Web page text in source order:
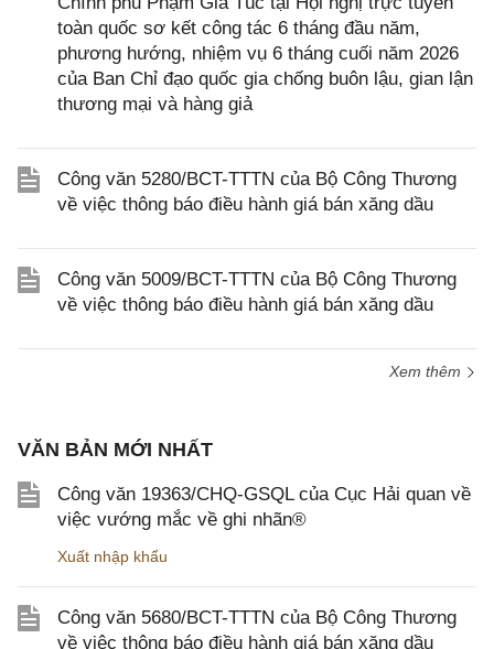
toàn quốc sơ kết công tác 6 tháng đầu năm,
phương hướng, nhiệm vụ 6 tháng cuối năm 2026
của Ban Chỉ đạo quốc gia chống buôn lậu, gian lận
thương mại và hàng giả
Công văn 5280/BCT-TTTN của Bộ Công Thương
về việc thông báo điều hành giá bán xăng dầu
Công văn 5009/BCT-TTTN của Bộ Công Thương
về việc thông báo điều hành giá bán xăng dầu
Xem thêm
VĂN BẢN MỚI NHẤT
Công văn 19363/CHQ-GSQL của Cục Hải quan về
việc vướng mắc về ghi nhãn®
Xuất nhập khẩu
Công văn 5680/BCT-TTTN của Bộ Công Thương
về việc thông báo điều hành giá bán xăng dầu